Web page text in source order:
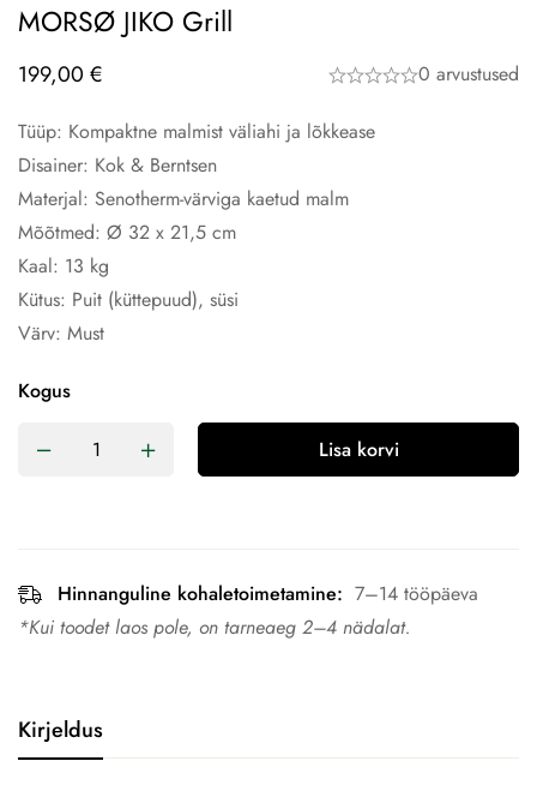
MORSØ JIKO Grill
199,00 € 0 arvustused
Tüüp: Kompaktne malmist väliahi ja lõkkease
Disainer: Kok & Berntsen
Materjal: Senotherm-värviga kaetud malm
Mõõtmed: Ø 32 x 21,5 cm
Kaal: 13 kg
Kütus: Puit (küttepuud), süsi
Värv: Must
Kogus
Lisa korvi
Hinnanguline kohaletoimetamine: 7–14 tööpäeva
*Kui toodet laos pole, on tarneaeg 2–4 nädalat.
Kirjeldus